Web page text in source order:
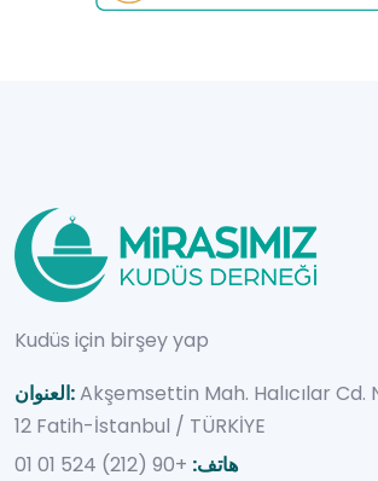
Kudüs için birşey yap
العنوان:Akşemsettin Mah. Halıcılar Cd.
12 Fatih-İstanbul / TÜRKİYE
هاتف: +90 (212) 524 01 01